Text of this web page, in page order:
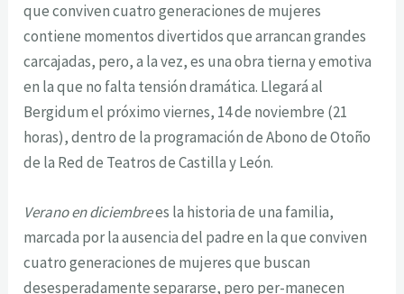
que conviven cuatro generaciones de mujeres
contiene momentos divertidos que arrancan grandes
carcajadas, pero, a la vez, es una obra tierna y emotiva
en la que no falta tensión dramática. Llegará al
Bergidum el próximo viernes, 14 de noviembre (21
horas), dentro de la programación de Abono de Otoño
de la Red de Teatros de Castilla y León.
Verano en diciembrees la historia de una familia,
marcada por la ausencia del padre en la que conviven
cuatro generaciones de mujeres que buscan
desesperadamente separarse, pero per-manecen